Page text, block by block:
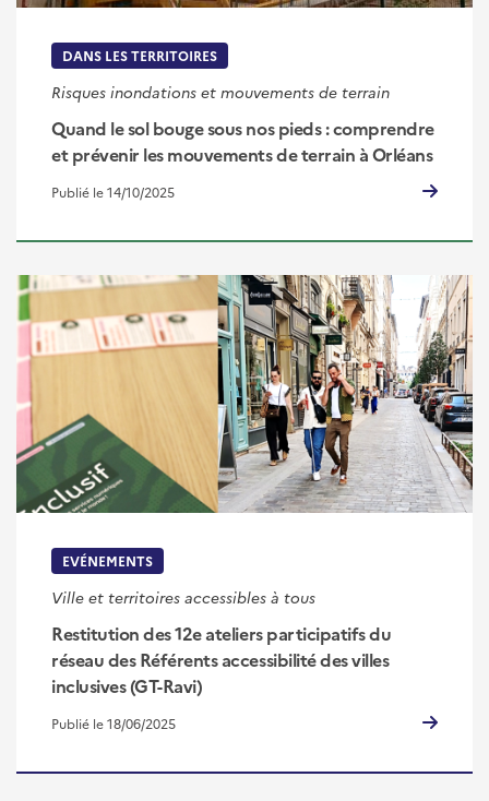
DANS LES TERRITOIRES
Risques inondations et mouvements de terrain
Quand le sol bouge sous nos pieds : comprendre
et prévenir les mouvements de terrain à Orléans
Publié le 14/10/2025
EVÉNEMENTS
Ville et territoires accessibles à tous
Restitution des 12e ateliers participatifs du
réseau des Référents accessibilité des villes
inclusives (GT-Ravi)
Publié le 18/06/2025